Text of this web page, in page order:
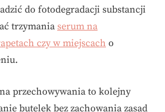
do fotodegradacji substancji
trzymania serum na
czy w miejscach o
przechowywania to kolejny
butelek bez zachowania zasad